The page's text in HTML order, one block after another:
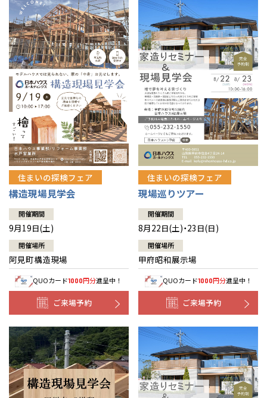
住まいの探検フェア
構造現場見学会
開催期間
9月19日(土)
開催場所
阿見町構造現場
QUOカード1000円分進呈中！
ご来場予約
住まいの探検フェア
現場巡りツアー
開催期間
8月22日(土)・23日(日)
開催場所
甲府昭和展示場
QUOカード1000円分進呈中！
ご来場予約